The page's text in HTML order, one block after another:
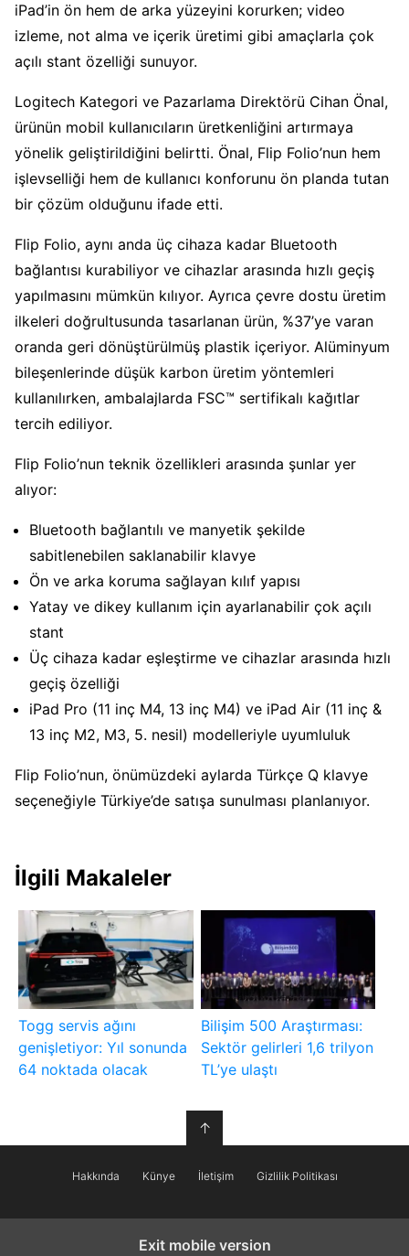
iPad’in ön hem de arka yüzeyini korurken; video
izleme, not alma ve içerik üretimi gibi amaçlarla çok
açılı stant özelliği sunuyor.
Logitech Kategori ve Pazarlama Direktörü Cihan Önal,
ürünün mobil kullanıcıların üretkenliğini artırmaya
yönelik geliştirildiğini belirtti. Önal, Flip Folio’nun hem
işlevselliği hem de kullanıcı konforunu ön planda tutan
bir çözüm olduğunu ifade etti.
Flip Folio, aynı anda üç cihaza kadar Bluetooth
bağlantısı kurabiliyor ve cihazlar arasında hızlı geçiş
yapılmasını mümkün kılıyor. Ayrıca çevre dostu üretim
ilkeleri doğrultusunda tasarlanan ürün, %37’ye varan
oranda geri dönüştürülmüş plastik içeriyor. Alüminyum
bileşenlerinde düşük karbon üretim yöntemleri
kullanılırken, ambalajlarda FSC™ sertifikalı kağıtlar
tercih ediliyor.
Flip Folio’nun teknik özellikleri arasında şunlar yer
alıyor:
Bluetooth bağlantılı ve manyetik şekilde
sabitlenebilen saklanabilir klavye
Ön ve arka koruma sağlayan kılıf yapısı
Yatay ve dikey kullanım için ayarlanabilir çok açılı
stant
Üç cihaza kadar eşleştirme ve cihazlar arasında hızlı
geçiş özelliği
iPad Pro (11 inç M4, 13 inç M4) ve iPad Air (11 inç &
13 inç M2, M3, 5. nesil) modelleriyle uyumluluk
Flip Folio’nun, önümüzdeki aylarda Türkçe Q klavye
seçeneğiyle Türkiye’de satışa sunulması planlanıyor.
İlgili Makaleler
Togg servis ağını
genişletiyor: Yıl sonunda
64 noktada olacak
Bilişim 500 Araştırması:
Sektör gelirleri 1,6 trilyon
TL’ye ulaştı
↑
Hakkında Künye İletişim Gizlilik Politikası
Exit mobile version